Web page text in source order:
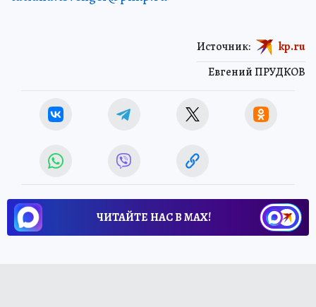
Евгений ПРУДКОВ
Источник: kp.ru
ЧИТАЙТЕ НАС В МАХ!